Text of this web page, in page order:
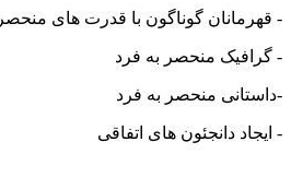
گوناگون با قدرت های منحصر به فرد
منحصر به فرد
منحصر به فرد
دانجئون های اتفاقی